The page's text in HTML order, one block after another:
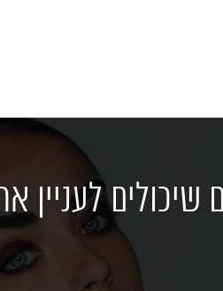
שיכולים לעניין